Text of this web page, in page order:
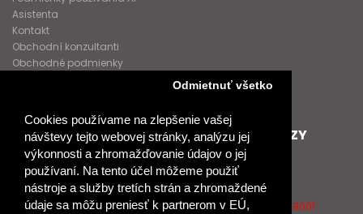
Cookies používame na zlepšenie vašej
návštevy tejto webovej stránky, analýzu jej
výkonnosti a zhromažďovanie údajov o jej
používaní. Na tento účel môžeme použiť
nástroje a služby tretích strán a zhromaždené
údaje sa môžu preniesť k partnerom v EÚ,
Odmietnuť všetko
Asistenta
Kontakt
Obchodní konzultanti
Obchodné podmienky
SPOLUPRACUJEME
Podporujeme
Naše projekty
Spolupracujeme
Pošlite nám správu
ĎALŠIE ODKAZY
O Raabe
O Klett
Naši autori
Certifikát kvality ISO 9001